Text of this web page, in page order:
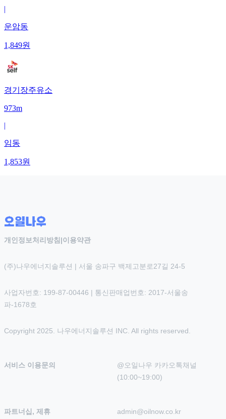
|
운암동
1,849원
경기장주유소
973m
|
임동
1,853원
개인정보처리방침 |이용약관
(주)나우에너지솔루션 | 서울 송파구 백제고분로27길 24-5
사업자번호: 199-87-00446 | 통신판매업번호: 2017-서울송
파-1678호
Copyright 2025. 나우에너지솔루션 INC. All rights reserved.
서비스 이용문의
@오일나우 카카오톡채널
(10:00~19:00)
파트너십, 제휴 admin@oilnow.co.kr